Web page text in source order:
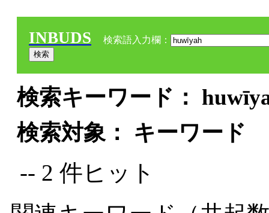
INBUDS 検索語入力欄：
検索キーワード：
検索対象： キーワード
-- 2 件ヒット